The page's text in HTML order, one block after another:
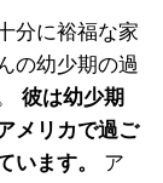
分に裕福な家
の幼少期の過
彼は幼少期
メリカで過ご
います。
ア